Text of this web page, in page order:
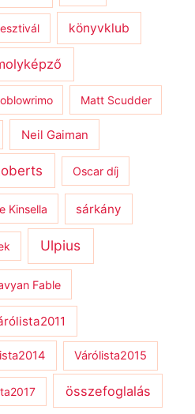
könyvklub
Matt Scudder
Neil Gaiman
Oscar díj
Kinsella sárkány
Ulpius
Fable
Várólista2015
összefoglalás